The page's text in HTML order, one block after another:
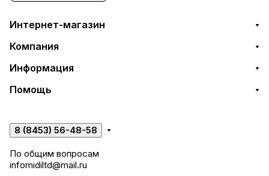
Интернет-магазин
Компания
Информация
Помощь
8 (8453) 56-48-58
По общим вопросам
infomidiltd@mail.ru